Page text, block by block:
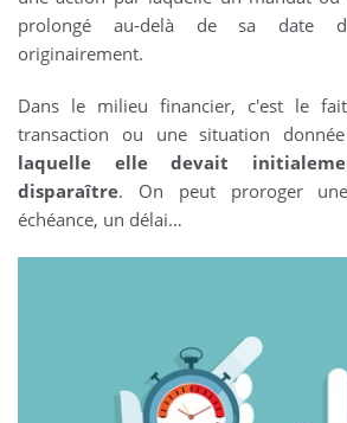
prolongé au-delà de sa date
originairement.
Dans le milieu financier, c'est le
transaction ou une situation
laquelle elle devait
disparaître. On peut proroger
échéance, un délai…